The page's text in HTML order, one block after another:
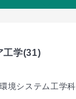
工学(31)
境システム工学科